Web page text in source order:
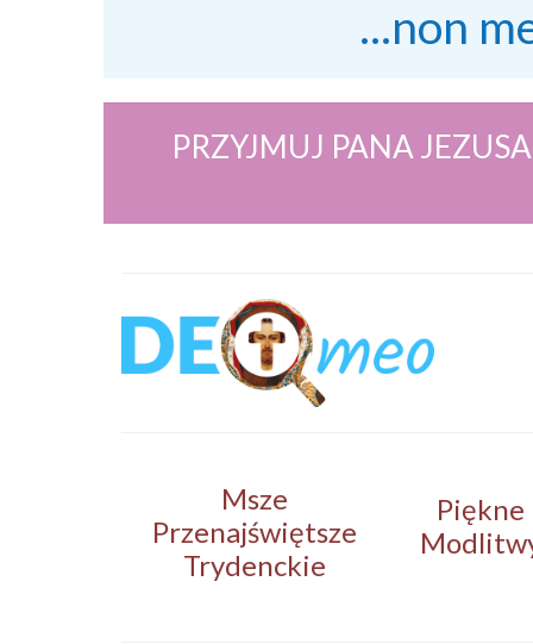
...non
PRZYJMUJ PANA
Msze
Przenajświętsze
Trydenckie
Piękne